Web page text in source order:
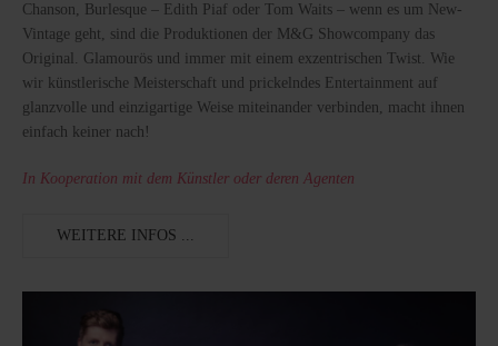
Chanson, Burlesque – Edith Piaf oder Tom Waits – wenn es um New-
Vintage geht, sind die Produktionen der M&G Showcompany das
Original. Glamourös und immer mit einem exzentrischen Twist. Wie
wir künstlerische Meisterschaft und prickelndes Entertainment auf
glanzvolle und einzigartige Weise miteinander verbinden, macht ihnen
einfach keiner nach!
In Kooperation mit dem Künstler oder deren Agenten
WEITERE INFOS ...